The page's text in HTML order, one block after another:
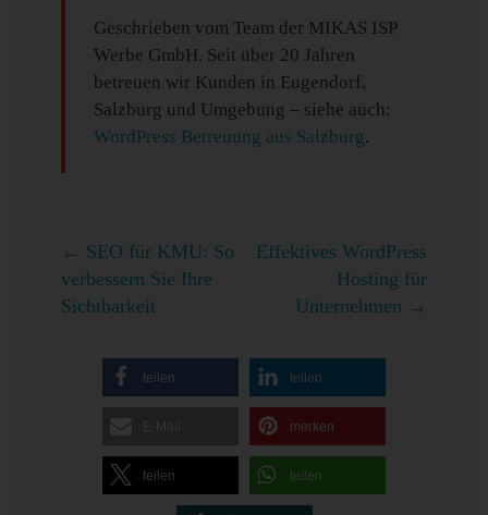
Geschrieben vom Team der MIKAS ISP
Werbe GmbH. Seit über 20 Jahren
betreuen wir Kunden in Eugendorf,
Salzburg und Umgebung – siehe auch:
WordPress Betreuung aus Salzburg.
← SEO für KMU: So
verbessern Sie Ihre
Sichtbarkeit
Effektives WordPress
Hosting für
Unternehmen →
teilen teilen
merken
teilen teilen